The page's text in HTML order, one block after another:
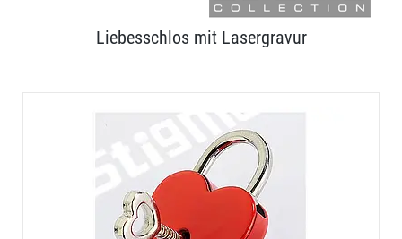
Liebesschlos mit Lasergravur